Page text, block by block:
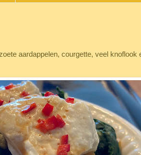
aardappelen, courgette, veel knoflook